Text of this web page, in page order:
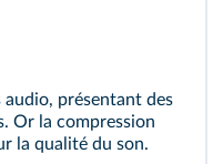
audio, présentant des
Or la compression
la qualité du son.